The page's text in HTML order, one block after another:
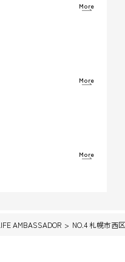
More
More
More
AMBASSADOR NO.4 札幌市西